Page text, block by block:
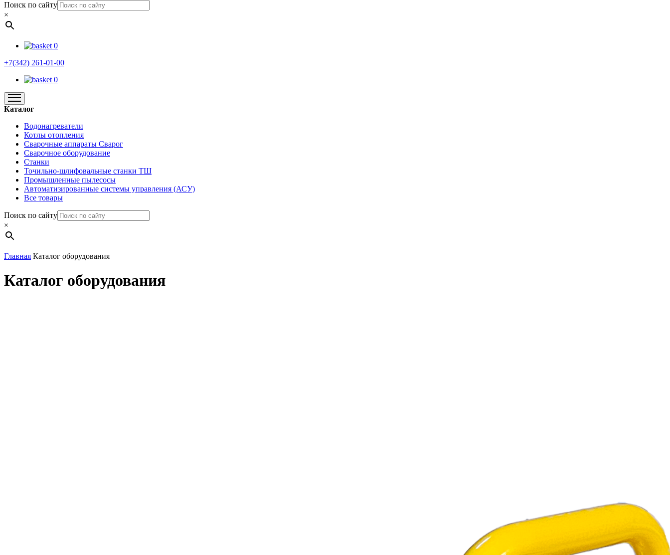
Поиск по сайту
×
0
+7(342) 261-01-00
0
Каталог
Водонагреватели
Котлы отопления
Сварочные аппараты Сварог
Сварочное оборудование
Станки
Точильно-шлифовальные станки ТШ
Промышленные пылесосы
Автоматизированные системы управления (АСУ)
Все товары
Поиск по сайту
×
Главная Каталог оборудования
Каталог оборудования